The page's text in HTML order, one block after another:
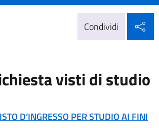
Condividi
visti di studio
D’INGRESSO PER STUDIO AI FINI